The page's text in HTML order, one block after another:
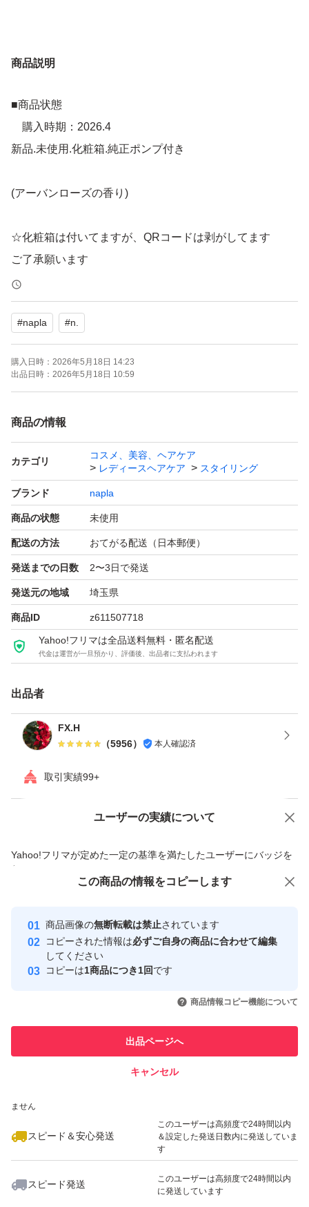
商品説明
■商品状態
購入時期：2026.4
新品.未使用.化粧箱.純正ポンプ付き
(アーバンローズの香り)
☆化粧箱は付いてますが、QRコードは剥がしてます
ご了承願います
正規品です
漏れ等の検品後、エアパッキン又は紙包装で送ります
化粧箱は破損防止の為に付けて発送してます
発送までの期間内で発送致します
#napla #n.
購入日時： 2026年5月18日 14:23
出品日時： 2026年5月18日 10:59
商品の情報
カテゴリ
コスメ、美容、ヘアケア
レディースヘアケア
スタイリング
ブランド napla
商品の状態 未使用
配送の方法 おてがる配送（日本郵便）
発送までの日数 2〜3日で発送
発送元の地域 埼玉県
商品ID z611507718
Yahoo!フリマは全品送料無料・匿名配送
代金は運営が一旦預かり、評価後、出品者に支払われます
出品者
FX.H
（5956） 本人確認済
取引実績99+
ユーザーの実績について
Yahoo!フリマが定めた一定の基準を満たしたユーザーにバッジを
付与しています
安心取引出品者
心・安全なユーザーです
取引実績
引を完了させた実績があります
での取引実績があります
ません
スピード＆安心発送
このユーザーは高頻度で24時間以内
＆設定した発送日数内に発送していま
す
スピード発送
このユーザーは高頻度で24時間以内
に発送しています
価格の相談 商品への質問
この商品の情報をコピーします
商品画像の無断転載は禁止されています
コピーされた情報は必ずご自身の商品に合わせて編集
してください
コピーは1商品につき1回です
商品情報コピー機能について
出品ページへ
キャンセル
この商品をみている人にオススメ
いいね！
2,690